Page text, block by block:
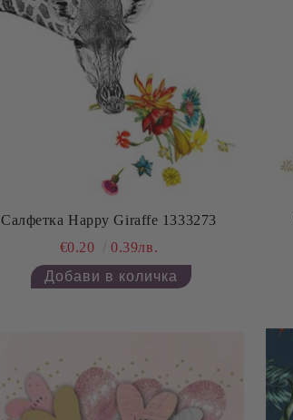
Салфетка Happy Giraffe 1333273
€0.20
0.39лв.